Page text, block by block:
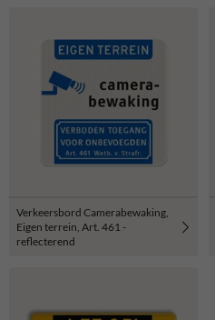
Verkeersbord Camerabewaking,
Eigen terrein, Art. 461 -
reflecterend